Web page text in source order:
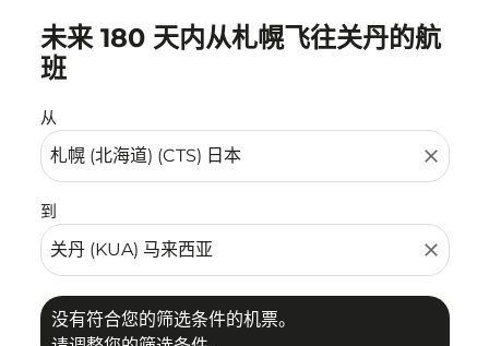
未来 180 天内从札幌飞往关丹的航
班
从
close
到
close
没有符合您的筛选条件的机票。
没有符合您的筛选条件的机票。请调整您的筛选条件。